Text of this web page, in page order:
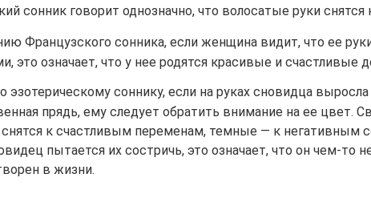
сонник говорит однозначно, что волосатые руки снятся
Французского сонника, если женщина видит, что ее
это означает, что у нее родятся красивые и счастливые
эзотерическому соннику, если на руках сновидца
прядь, ему следует обратить внимание на ее цвет.
к счастливым переменам, темные — к негативным
пытается их состричь, это означает, что он чем-то
в жизни.